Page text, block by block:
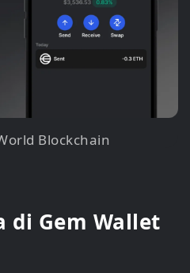
Blockchain
di Gem Wallet